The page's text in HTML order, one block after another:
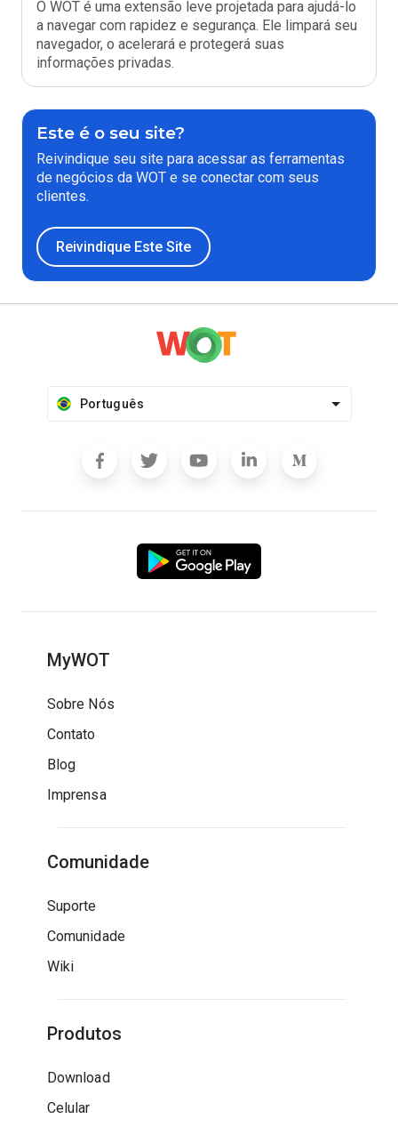
O WOT é uma extensão leve projetada para ajudá-lo
a navegar com rapidez e segurança. Ele limpará seu
navegador, o acelerará e protegerá suas
informações privadas.
Este é o seu site?
Reivindique seu site para acessar as ferramentas
de negócios da WOT e se conectar com seus
clientes.
Reivindique Este Site
Português
MyWOT
Sobre Nós
Contato
Blog
Imprensa
Comunidade
Suporte
Comunidade
Wiki
Produtos
Download
Celular